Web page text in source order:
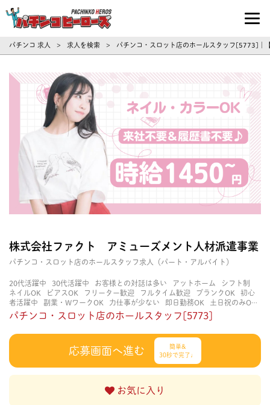
パチンコ求人・転職ならパチンコヒーロ
パチンコ 求人 > 求人を検索 > パチンコ・スロット店のホールスタッフ[5773]
株式会社ファクト アミューズメント人材派遣事業
パチンコ・スロット店のホールスタッフ求人（パート・アルバイト）
20代活躍中 30代活躍中 お客様との対話は多い アットホーム
シフト制
ネイルOK
ピアスOK フリーター歓迎 フルタイム歓迎 ブランクOK
初心
者活躍中
副業・WワークOK 力仕事が少ない 即日勤務OK
土日祝のみOK
学歴不問
服装自由 未経験・初心者OK 決められた時間できっちり
経験不要
立ち仕事 経験者・有資格者歓迎 自分の都合に合わせやすい
自由
パチンコ・スロット店のホールスタッフ[5773]
応募画面へ進む
簡単&
30秒で完了♩
お気に入り